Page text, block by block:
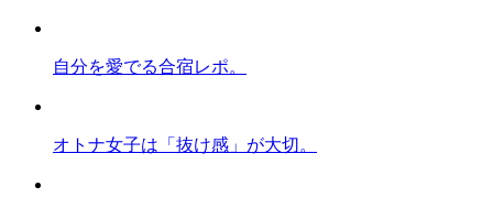
自分を愛でる合宿レポ。
オトナ女子は「抜け感」が大切。